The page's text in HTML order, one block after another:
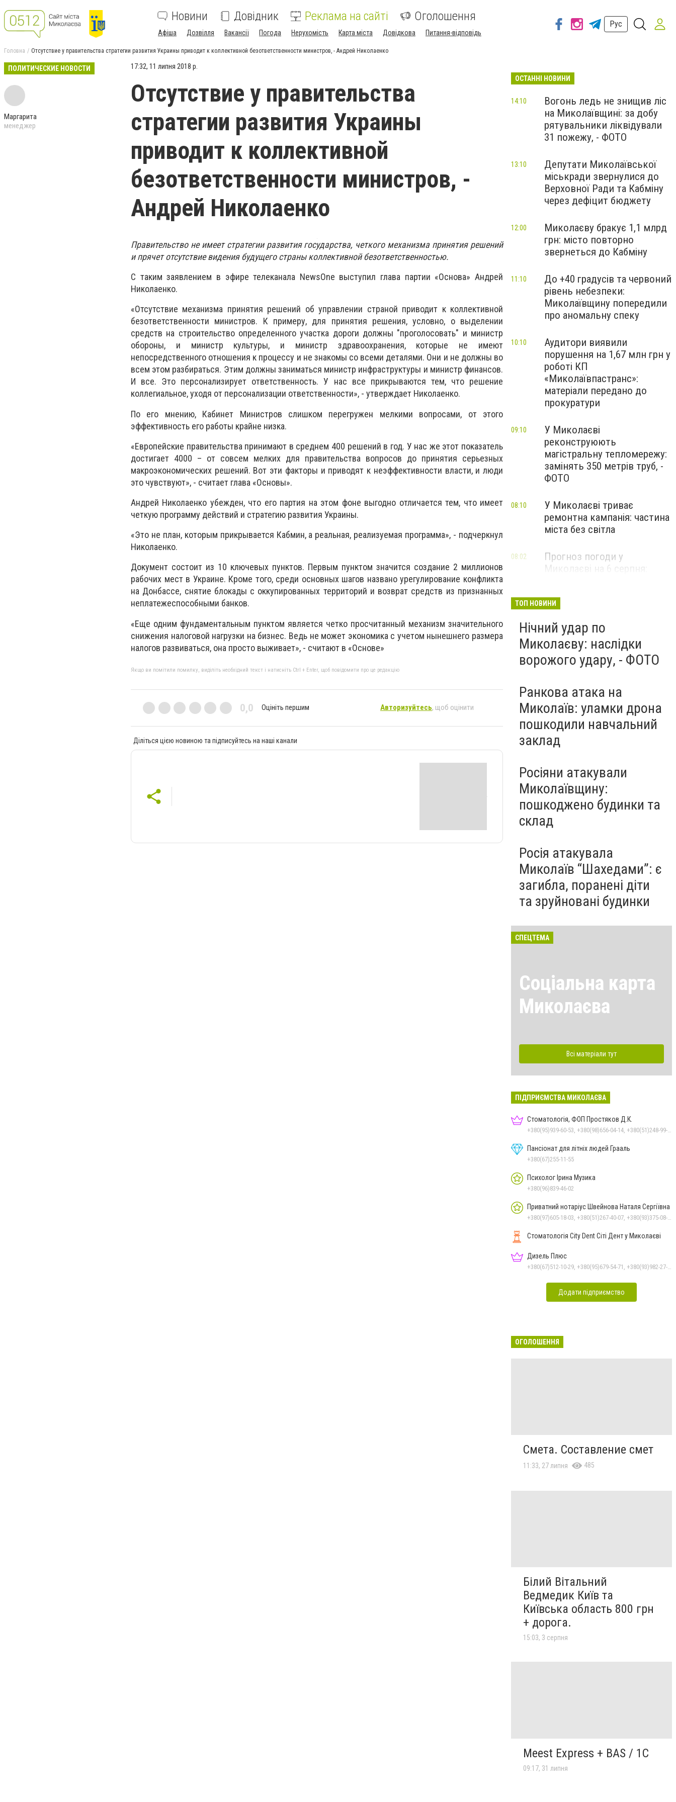
Новини Довідник Реклама на сайті Оголошення
Афіша Дозвілля Вакансії Погода Нерухомість Карта міста Довідкова Питання-відповідь
Рус
Головна Отсутствие у правительства стратегии развития Украины приводит к коллективной безответственности министров, - Андрей Николаенко
ПОЛИТИЧЕСКИЕ НОВОСТИ
Маргарита
менеджер
17:32, 11 липня 2018 р.
Отсутствие у правительства
стратегии развития Украины
приводит к коллективной
безответственности министров, -
Андрей Николаенко
Правительство не имеет стратегии развития государства, четкого механизма принятия решений
и прячет отсутствие видения будущего страны коллективной безответственностью.
С таким заявлением в эфире телеканала NewsOne выступил глава партии «Основа» Андрей
Николаенко.
«Отсутствие механизма принятия решений об управлении страной приводит к коллективной
безответственности министров. К примеру, для принятия решения, условно, о выделении
средств на строительство определенного участка дороги должны "проголосовать" и министр
обороны, и министр культуры, и министр здравоохранения, которые не имеют
непосредственного отношения к процессу и не знакомы со всеми деталями. Они и не должны во
всем этом разбираться. Этим должны заниматься министр инфраструктуры и министр финансов.
И все. Это персонализирует ответственность. У нас все прикрываются тем, что решение
коллегиальное, уходя от персонализации ответственности», - утверждает Николаенко.
По его мнению, Кабинет Министров слишком перегружен мелкими вопросами, от этого
эффективность его работы крайне низка.
«Европейские правительства принимают в среднем 400 решений в год. У нас же этот показатель
достигает 4000 – от совсем мелких для правительства вопросов до принятия серьезных
макроэкономических решений. Вот эти факторы и приводят к неэффективности власти, и люди
это чувствуют», - считает глава «Основы».
Андрей Николаенко убежден, что его партия на этом фоне выгодно отличается тем, что имеет
четкую программу действий и стратегию развития Украины.
«Это не план, которым прикрывается Кабмин, а реальная, реализуемая программа», - подчеркнул
Николаенко.
Документ состоит из 10 ключевых пунктов. Первым пунктом значится создание 2 миллионов
рабочих мест в Украине. Кроме того, среди основных шагов названо урегулирование конфликта
на Донбассе, снятие блокады с оккупированных территорий и возврат средств из признанных
неплатежеспособными банков.
«Еще одним фундаментальным пунктом является четко просчитанный механизм значительного
снижения налоговой нагрузки на бизнес. Ведь не может экономика с учетом нынешнего размера
налогов развиваться, она просто выживает», - считают в «Основе»
Якщо ви помітили помилку, виділіть необхідний текст і натисніть Ctrl + Enter, щоб повідомити про це редакцію
0,0 Оцініть першим Авторизуйтесь, щоб оцінити
Діліться цією новиною та підписуйтесь на наші канали
ОСТАННІ НОВИНИ
Вогонь ледь не знищив ліс
на Миколаївщині: за добу
рятувальники ліквідували
31 пожежу, - ФОТО
14:10
Депутати Миколаївської
міськради звернулися до
Верховної Ради та Кабміну
через дефіцит бюджету
13:10
Миколаєву бракує 1,1 млрд
грн: місто повторно
звернеться до Кабміну
12:00
До +40 градусів та червоний
рівень небезпеки:
Миколаївщину попередили
про аномальну спеку
11:10
Аудитори виявили
порушення на 1,67 млн грн у
роботі КП
«Миколаївпастранс»:
матеріали передано до
прокуратури
10:10
У Миколаєві
реконструюють
магістральну тепломережу:
замінять 350 метрів труб, -
ФОТО
09:10
У Миколаєві триває
ремонтна кампанія: частина
міста без світла
08:10
Прогноз погоди у
Миколаєві на 6 серпня:
08:02
ТОП НОВИНИ
Нічний удар по
Миколаєву: наслідки
ворожого удару, - ФОТО
Ранкова атака на
Миколаїв: уламки дрона
пошкодили навчальний
заклад
Росіяни атакували
Миколаївщину:
пошкоджено будинки та
склад
Росія атакувала
Миколаїв “Шахедами”: є
загибла, поранені діти
та зруйновані будинки
СПЕЦТЕМА
Соціальна карта
Миколаєва
Всі матеріали тут
ПІДПРИЄМСТВА МИКОЛАЄВА
Стоматологія, ФОП Простяков Д.К.
Пансіонат для літніх людей Грааль
+380(67)255-11-55
Психолог Ірина Музика
+380(96)839-46-02
Приватний нотаріус Швейнова Наталя Сергіївна
Стоматологія City Dent Сіті Дент у Миколаєві
Дизель Плюс
Додати підприємство
ОГОЛОШЕННЯ
Смета. Составление смет
11:33, 27 липня 485
Білий Вітальний
Ведмедик Київ та
Київська область 800 грн
+ дорога.
15:03, 3 серпня
Meest Express + BAS / 1C
09:17, 31 липня